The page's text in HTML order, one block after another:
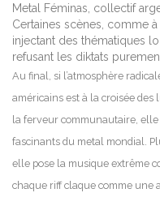
Metal Féminas, collectif
Certaines scènes, comme
injectant des thématiques
refusant les diktats
Au final, si l’atmosphère
américains est à la croisée des
la ferveur communautaire,
fascinants du metal mondial.
elle pose la musique extrême
chaque riff claque comme une